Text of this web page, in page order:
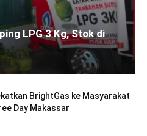
LPG 3 Kg, Stok di
BrightGas ke Masyarakat
Day Makassar